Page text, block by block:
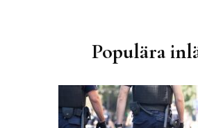
Populära